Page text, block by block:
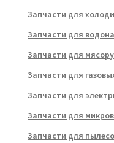
Запчасти для
Запчасти для
Запчасти для
Запчасти для
Запчасти для
Запчасти для
Запчасти для